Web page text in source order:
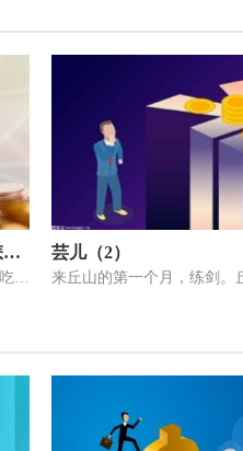
豆腐渣怎么做好吃又简单（豆腐渣怎么做好吃）
来为大家解答以下的问题，腐渣怎么做好吃又简单，豆腐渣怎么做好吃这个
芸儿（2）